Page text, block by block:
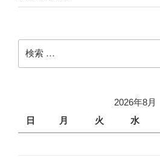
索:
2026年8月
日
月 火 水